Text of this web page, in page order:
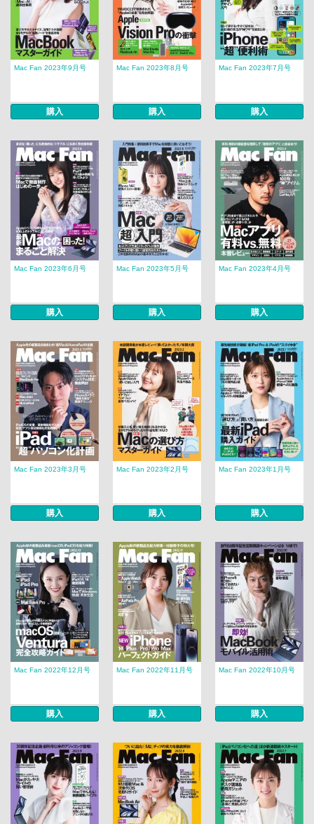
Mac Fan 2023年9月号
購入
Mac Fan 2023年8月号
購入
Mac Fan 2023年7月号
購入
Mac Fan 2023年6月号
購入
Mac Fan 2023年5月号
購入
Mac Fan 2023年4月号
購入
Mac Fan 2023年3月号
購入
Mac Fan 2023年2月号
購入
Mac Fan 2023年1月号
購入
Mac Fan 2022年12月号
購入
Mac Fan 2022年11月号
購入
Mac Fan 2022年10月号
購入